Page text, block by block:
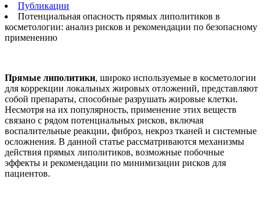
Публикации
Потенциальная опасность прямых липолитиков в
косметологии: анализ рисков и рекомендации по безопасному
применению
Прямые липолитики, широко используемые в косметологии
для коррекции локальных жировых отложений, представляют
собой препараты, способные разрушать жировые клетки.
Несмотря на их популярность, применение этих веществ
связано с рядом потенциальных рисков, включая
воспалительные реакции, фиброз, некроз тканей и системные
осложнения. В данной статье рассматриваются механизмы
действия прямых липолитиков, возможные побочные
эффекты и рекомендации по минимизации рисков для
пациентов.